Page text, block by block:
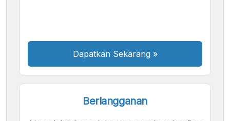
Dapatkan Sekarang »
Berlangganan